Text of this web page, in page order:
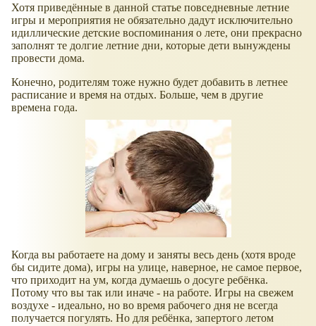
Хотя приведённые в данной статье повседневные летние
игры и мероприятия не обязательно дадут исключительно
идиллические детские воспоминания о лете, они прекрасно
заполнят те долгие летние дни, которые дети вынуждены
провести дома.
Конечно, родителям тоже нужно будет добавить в летнее
расписание и время на отдых. Больше, чем в другие
времена года.
Когда вы работаете на дому и заняты весь день (хотя вроде
бы сидите дома), игры на улице, наверное, не самое первое,
что приходит на ум, когда думаешь о досуге ребёнка.
Потому что вы так или иначе - на работе. Игры на свежем
воздухе - идеально, но во время рабочего дня не всегда
получается погулять. Но для ребёнка, запертого летом